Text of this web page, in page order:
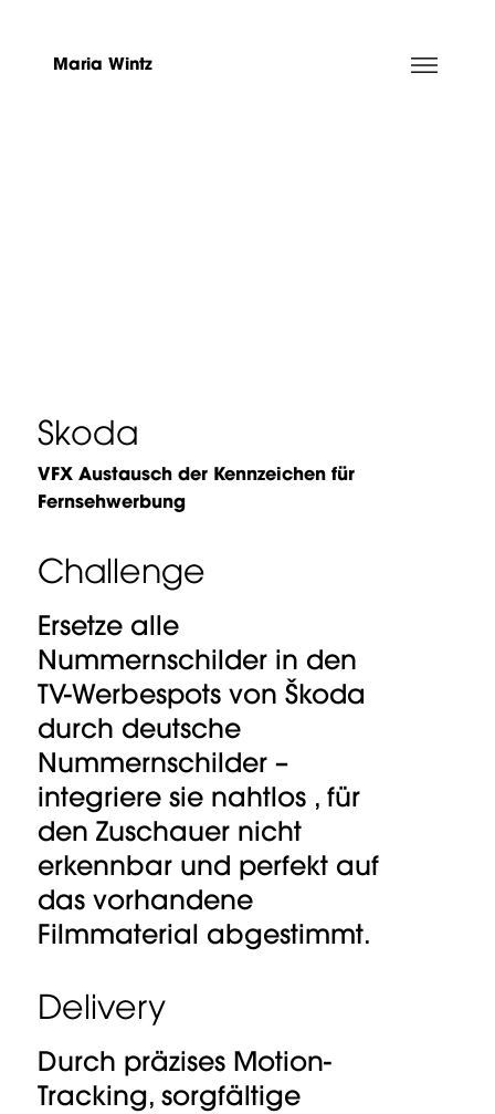
Maria Wintz
Skoda
VFX Austausch der Kennzeichen für
Fernsehwerbung
Challenge
Ersetze alle
Nummernschilder in den
TV-Werbespots von Škoda
durch deutsche
Nummernschilder –
integriere sie nahtlos , für
den Zuschauer nicht
erkennbar und perfekt auf
das vorhandene
Filmmaterial abgestimmt.
Delivery
Durch präzises Motion-
Tracking, sorgfältige